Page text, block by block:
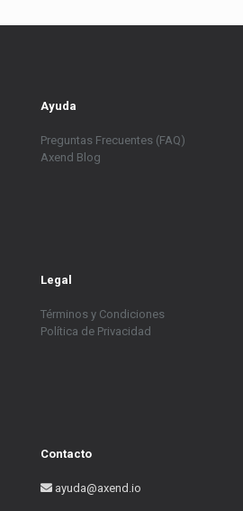
Ayuda
Preguntas Frecuentes (FAQ)
Axend Blog
Legal
Términos y Condiciones
Política de Privacidad
Contacto
ayuda@axend.io